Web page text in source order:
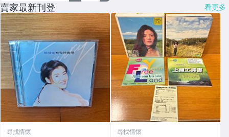
賣家最新刊登 看更多
尋找情懷 尋找情懷